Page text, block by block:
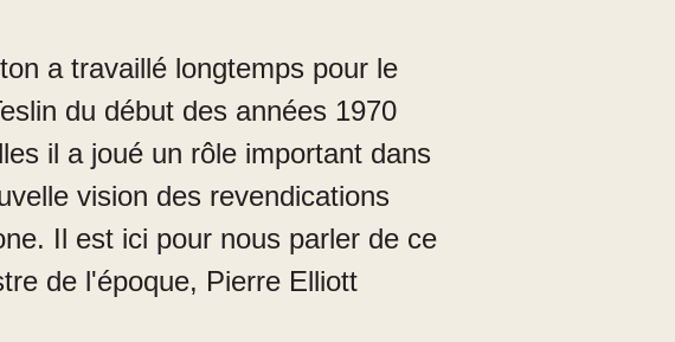
a travaillé longtemps pour le
du début des années 1970
il a joué un rôle important dans
vision des revendications
Il est ici pour nous parler de ce
de l'époque, Pierre Elliott